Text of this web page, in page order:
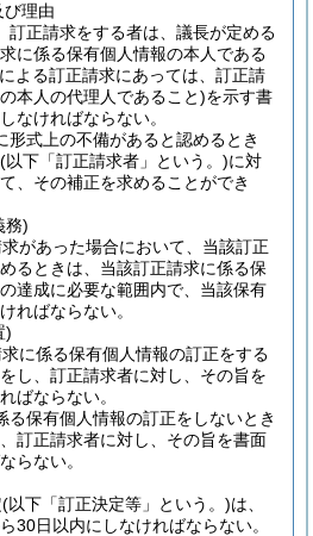
び理由
訂正請求をする者は、議長が定める
に係る保有個人情報の本人である
よる訂正請求にあっては、訂正請
本人の代理人であること)を示す書
なければならない。
形式上の不備があると認めるとき
(以下「訂正請求者」という。)に対
、その補正を求めることができ
務)
があった場合において、当該訂正
るときは、当該訂正請求に係る保
達成に必要な範囲内で、当該保有
ればならない。
)
に係る保有個人情報の訂正をする
し、訂正請求者に対し、その旨を
ばならない。
る保有個人情報の訂正をしないとき
訂正請求者に対し、その旨を書面
らない。
(以下「訂正決定等」という。)は、
30日以内にしなければならない。